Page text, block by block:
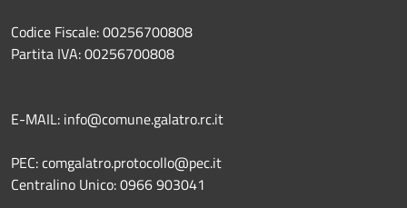
Codice Fiscale: 00256700808
Partita IVA: 00256700808
E-MAIL: info@comune.galatro.rc.it
PEC: comgalatro.protocollo@pec.it
Centralino Unico: 0966 903041